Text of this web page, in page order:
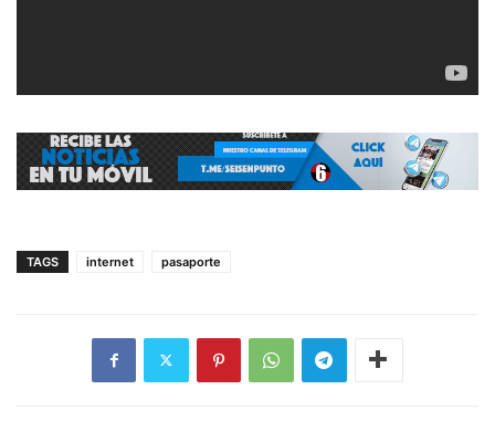
TAGS internet pasaporte